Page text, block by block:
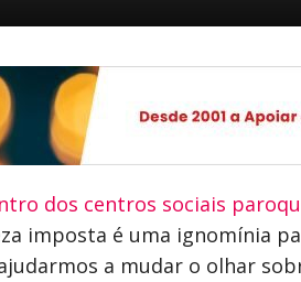
dos centros sociais
imposta é uma ignomínia
a mudar o olhar